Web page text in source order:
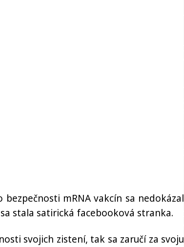
mRNA vakcín sa nedokázal
stala satirická facebooková stranka.
svojich zistení, tak sa zaručí za svoju